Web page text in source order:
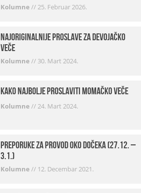
Kolumne //25. Februar 2026.
Najoriginalnije proslave za devojačko
veče
Kolumne // 30. Mart 2024.
Kako najbolje proslaviti momačko veče
Kolumne //24. Mart 2024.
Preporuke za provod oko dočeka (27.12. –
3.1.)
Kolumne // 12. Decembar 2021.